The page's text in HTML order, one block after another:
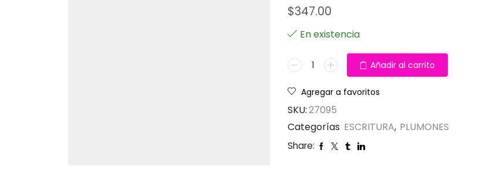
$347.00
En existencia
Añadir al carrito
Agregar a favoritos
SKU:27095
Categorías ESCRITURA, PLUMONES
Share: